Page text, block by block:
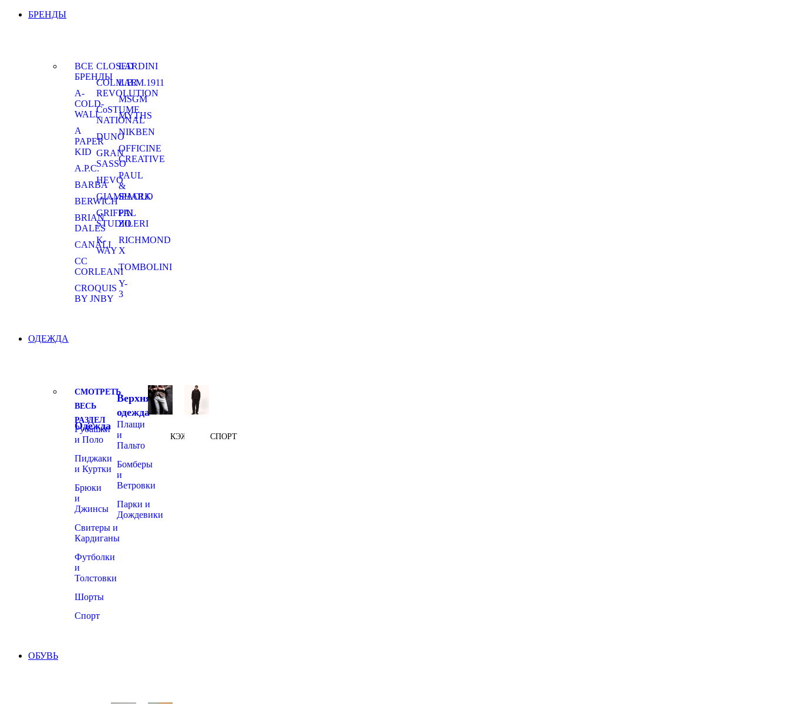
БРЕНДЫ
ВСЕ
БРЕНДЫ
A-
COLD-
WALL
A
PAPER
KID
A.P.C.
BARBA
BERWICH
BRIAN
DALES
CANALI
CC
CORLEANI
CROQUIS
BY JNBY
CLOSED
COLMAR
REVOLUTION
CoSTUME
NATIONAL
DUNO
GRAN
SASSO
HEVO
GIAMPAOLO
GRIFFIN
STUDIO
K-
WAY
LARDINI
L.B.M.1911
MSGM
MYTHS
NIKBEN
OFFICINE
CREATIVE
PAUL
&
SHARK
PAL
ZILERI
RICHMOND
X
TOMBOLINI
Y-
3
ОДЕЖДА
СМОТРЕТЬ
ВЕСЬ
РАЗДЕЛ
Одежда
Рубашки
и Поло
Пиджаки
и Куртки
Брюки
и
Джинсы
Свитеры и
Кардиганы
Футболки
и
Толстовки
Шорты
Спорт
Верхняя
одежда
Плащи
и
Пальто
Бомберы
и
Ветровки
Парки и
Дождевики
КЭЖУАЛ СПОРТ
ОБУВЬ